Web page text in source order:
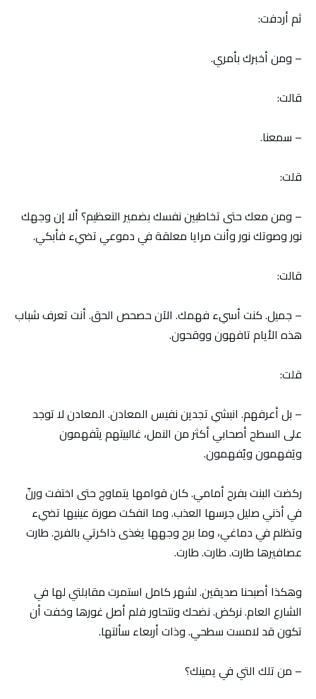
ثم أردفت:
– ومن أخبرك بأمري.
قالت:
– سمعنا.
قلت:
– ومن معك حتى تخاطبين نفسك بضمير التعظيم؟ ألا إن وجهك
نور وصوتك نور وأنت مرايا معلقة في دموعي تضيء فأبكي.
قالت:
– جميل. كنت أسيء فهمك. الآن حصحص الحق. أنت تعرف شباب
هذه الأيام تافهون ووقحون.
قلت:
– بل أعرفهم. انبشي تجدين نفيس المعادن. المعادن لا توجد
على السطح أصحابي أكثر من النمل، غالبيتهم يتَفهمون
ويَفهمون ويُفهمون.
ركضت البنت بفرح أمامي. كان قوامها يتماوج حتى اختفت ورنّ
في أذني صليل جرسها العذب. وما انفكت صورة عينيها تضيء
وتظلم في دماغي، وما برح وجهها يغذى ذاكرتي بالفرح. طارت
عصافيرها طارت. طارت. طارت.
وهكذا أصبحنا صديقين. لشهر كامل استمرت مقابلتي لها في
الشارع العام. نركض. نضحك ونتحاور فلم أصل غورها وخفت أن
تكون قد لامست سطحي. وذات أربعاء سألتها.
– من تلك التي في يمينك؟